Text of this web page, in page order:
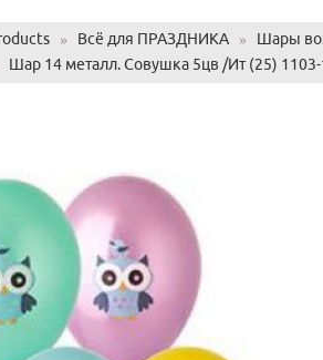
» Всё для ПРАЗДНИКА » Шары
Шар 14 металл. Совушка 5цв /Ит (25)